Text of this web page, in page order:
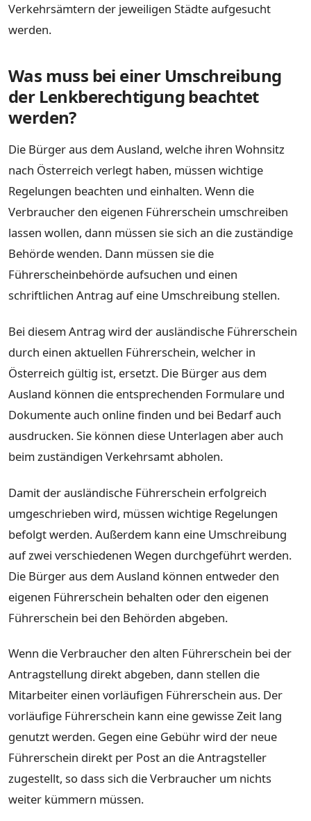
Verkehrsämtern der jeweiligen Städte aufgesucht
werden.
Was muss bei einer Umschreibung
der Lenkberechtigung beachtet
werden?
Die Bürger aus dem Ausland, welche ihren Wohnsitz
nach Österreich verlegt haben, müssen wichtige
Regelungen beachten und einhalten. Wenn die
Verbraucher den eigenen Führerschein umschreiben
lassen wollen, dann müssen sie sich an die zuständige
Behörde wenden. Dann müssen sie die
Führerscheinbehörde aufsuchen und einen
schriftlichen Antrag auf eine Umschreibung stellen.
Bei diesem Antrag wird der ausländische Führerschein
durch einen aktuellen Führerschein, welcher in
Österreich gültig ist, ersetzt. Die Bürger aus dem
Ausland können die entsprechenden Formulare und
Dokumente auch online finden und bei Bedarf auch
ausdrucken. Sie können diese Unterlagen aber auch
beim zuständigen Verkehrsamt abholen.
Damit der ausländische Führerschein erfolgreich
umgeschrieben wird, müssen wichtige Regelungen
befolgt werden. Außerdem kann eine Umschreibung
auf zwei verschiedenen Wegen durchgeführt werden.
Die Bürger aus dem Ausland können entweder den
eigenen Führerschein behalten oder den eigenen
Führerschein bei den Behörden abgeben.
Wenn die Verbraucher den alten Führerschein bei der
Antragstellung direkt abgeben, dann stellen die
Mitarbeiter einen vorläufigen Führerschein aus. Der
vorläufige Führerschein kann eine gewisse Zeit lang
genutzt werden. Gegen eine Gebühr wird der neue
Führerschein direkt per Post an die Antragsteller
zugestellt, so dass sich die Verbraucher um nichts
weiter kümmern müssen.